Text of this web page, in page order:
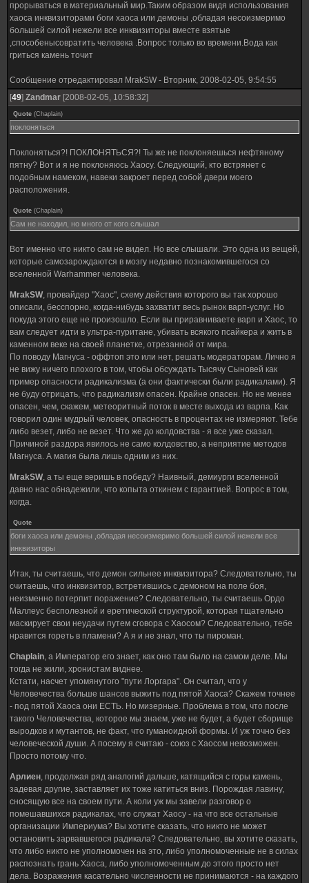
прорываться в материальный мир.Таким образом видя использования
хаоса инквизиторами боги хаоса или демоны ,обладая несоизмеримо
большей силой нежели все инквизиторы вместе взятые
,способенысовратить человека .Вопрос только во времени.Вода как
гриться камень точит
Сообщение отредактировал MrakSW - Вторник, 2008-02-05, 9:54:55
[49] Zandmar [2008-02-05, 10:58:32]
Quote (Chaplain)
поклоняться
Поклоняться?! ПОКЛОНЯТЬСЯ?! Ты же не поклоняешься нефтяному
пятну? Вот и я не поклоняюсь Хаосу. Следующий, кто встрянет с
подобным намеком, навеки закроет перед собой двери моего
расположения.
Quote (Chaplain)
Сам не находил, но много от кого слышал
Вот именно что никто сам не видел. Но все слышали. Это одна из вещей,
которые самозарождаются в мозгу недавно познакомившегося со
вселенной Warhammer человека.
MrakSW, провайдер "Хаос", схему действия которого вы так хорошо
описали, бесспорно, когда-нибудь захватит весь рынок варп-услуг. Но
покуда этого еще не произошло. Если вы приравниваете варп и Хаос, то
вам следует идти в ультра-пуритане, убивать всякого псайкера и жить в
каменном веке на своей планетке, отрезанной от мира.
По поводу Магнуса - оффтоп это или нет, решать модераторам. Лично я
не вижу ничего плохого в том, чтобы обсуждать Тысячу Сыновей как
пример опасности радикализма (а они фактически были радикалами). Я
не буду отрицать, что радикализм опасен. Крайне опасен. Но не менее
опасен, чем, скажем, метеоритный поток в месте выхода из варпа. Как
говорил один мудрый человек, опасность в процентах не измеряют. Тебе
либо везет, либо не везет. Что же до колдовства - я все уже сказал.
Причиной раздора явилось не само колдовство, а неприятие методов
Магнуса. А магия была лишь одним из них.
MrakSW, а ты еще веришь в победу? Наивный, демиурги вселенной
давно нас обнадежили, что копыта откинем с гарантией. Вопрос в том,
когда.
Quote
боги хаоса или демоны ,обладая несоизмеримо большей силой нежели все
инквизиторы
Итак, ты считаешь, что демон сильнее инквизитора? Следовательно, ты
считаешь, что инквизитор, встретившись с демоном на поле боя,
неизменно потерпит поражение? Следовательно, ты считаешь Ордо
Маллеус бесполезной и еретической структурой, которая тщательно
маскирует свои неудачи путем сговора с Хаосом? Следовательно, тебе
нравится гореть в пламени? А я и не знал, что ты пироман.
Chaplain, а Император его знает, как оно там было на самом деле. Мы
тогда не жили, хронистам виднее.
Кстати, насчет упомянутого "пути Лоргара". Он считал, что у
Человечества больше шансов выжить под пятой Хаоса? Скажем точнее
- под пятой Хаоса они ЕСТЬ. Но мизерные. Проблема в том, что после
такого Человечества, которое мы знаем, уже не будет, а будет сборище
выродков и мутантов, не факт, что гуманоидной формы. И уж точно без
человеческой души. А посему я считаю - союз с Хаосом невозможен.
Просто потому что.
Арлиен, продолжая ряд аналогий дальше, катящийся с горы камень,
задевая другие, заставляет их тоже катиться вниз. Порождая лавину,
сносящую все на своем пути. А коли уж мы завели разговор о
помешавшихся радикалах, что служат Хаосу - на что все остальные
организации Империума? Вы хотите сказать, что никто не может
остановить зарвавшегося радикала? Следовательно, вы хотите сказать,
что либо никто не уполномочен на это, либо уполномоченные не в силах
распознать грань Хаоса, либо уполномоченным до этого просто нет
дела. Возражения касательно численности не принимаются - на каждого